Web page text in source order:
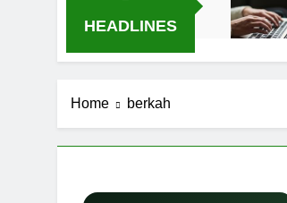
HEADLINES
Home berkah